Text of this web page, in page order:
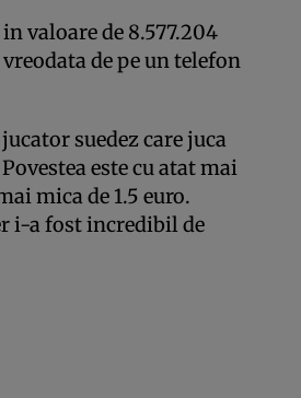
valoare de 8.577.204
de pe un telefon
suedez care juca
este cu atat mai
mica de 1.5 euro.
i-a fost incredibil de